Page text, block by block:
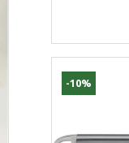
-10%